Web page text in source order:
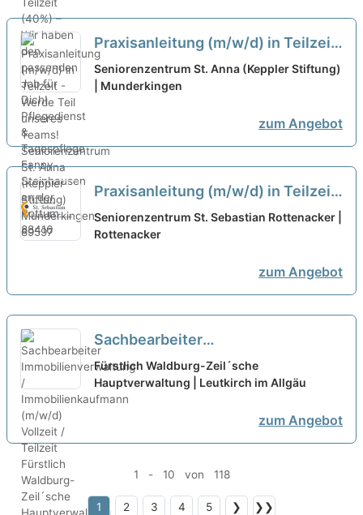
Praxisanleitung (m/w/d) in Teilzeit
- Werde Teil unseres Teams! neu
Seniorenzentrum St. Anna (Keppler Stiftung)
| Munderkingen
zum Angebot
Praxisanleitung (m/w/d) in Teilzeit
- Ein Arbeitsplatz in einer
familiären Arbeitsatmosphäre!
Seniorenzentrum St. Sebastian Rottenacker |
Rottenacker
zum Angebot
Sachbearbeiter
Immobilienverwaltung /
Immobilienkaufmann (m/w/d)
Vollzeit / Teilzeit
Fürstlich Waldburg-Zeil´sche
Hauptverwaltung | Leutkirch im Allgäu
zum Angebot
1 - 10 von 118
1 2 3 4 5 ❯ ❯❯